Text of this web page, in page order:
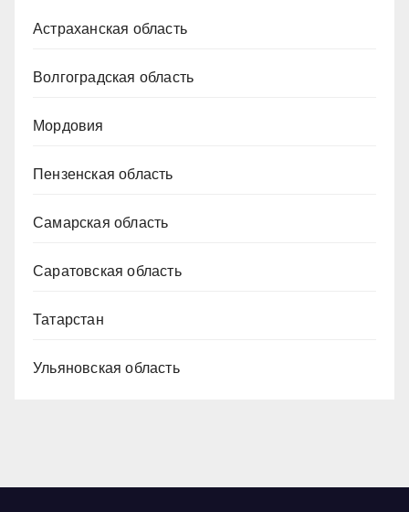
Астраханская область
Волгоградская область
Мордовия
Пензенская область
Самарская область
Саратовская область
Татарстан
Ульяновская область